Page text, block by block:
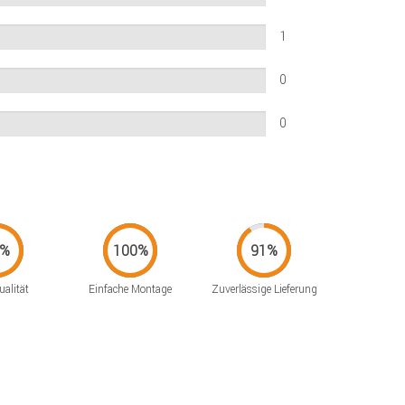
1
0
0
Einfache Montage Zuverlässige Lieferung